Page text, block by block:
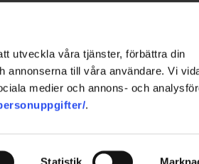
utveckla våra tjänster, förbättra din
annonserna till våra användare. Vi
medier och annons- och
.
Statistik